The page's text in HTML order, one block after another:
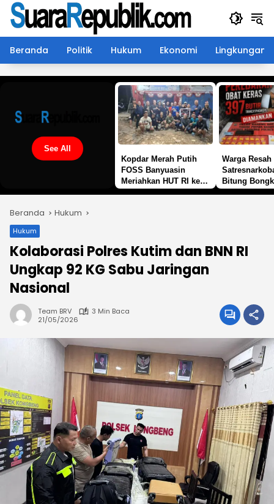
Langsung
konten
Beranda
Politik Hukum Ekonomi Lingkungan
See All
Kopdar Merah Putih
FOSS Banyuasin
Meriahkan HUT RI ke-
Warga
Bitung
Beranda Hukum
Hukum
Kolaborasi Polres Kutim dan BNN RI
Ungkap 92 KG Sabu Jaringan
Nasional
Team BRV
3 Min Baca
21/05/2026